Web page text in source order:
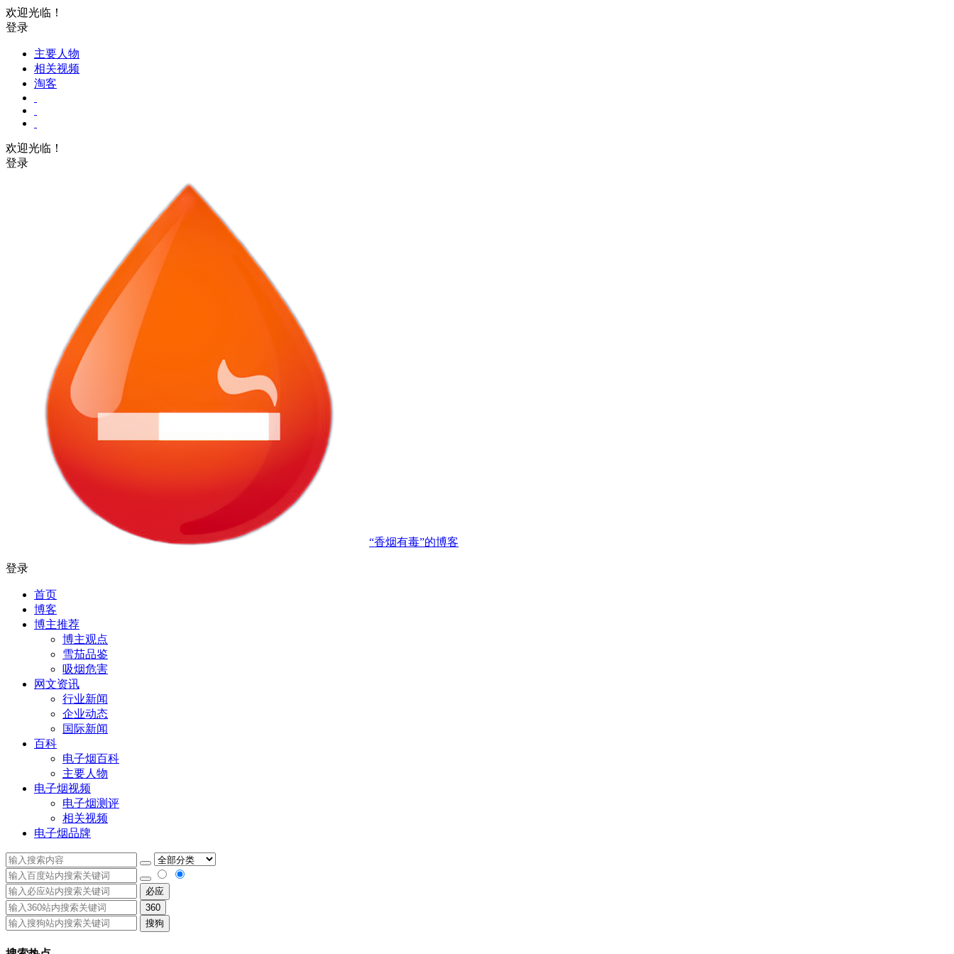
欢迎光临！
登录
主要人物
相关视频
淘客
欢迎光临！
登录
“香烟有毒”的博客
登录
首页
博客
博主推荐
博主观点
雪茄品鉴
吸烟危害
网文资讯
行业新闻
企业动态
国际新闻
百科
电子烟百科
主要人物
电子烟视频
电子烟测评
相关视频
电子烟品牌
必应
360
搜狗